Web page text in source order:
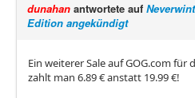
dunahan antwortete auf
Edition angekündigt
Ein weiterer Sale auf GOG.com für
zahlt man 6.89 € anstatt 19.99 €!